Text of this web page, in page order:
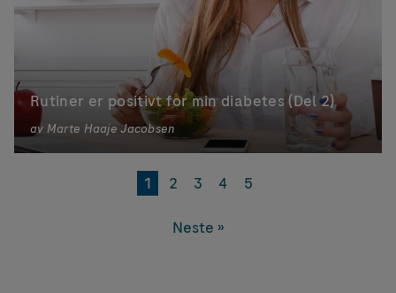
Rutiner er positivt for min diabetes (Del 2)
av Marte Haaje Jacobsen
1 2 3 4 5
Neste »